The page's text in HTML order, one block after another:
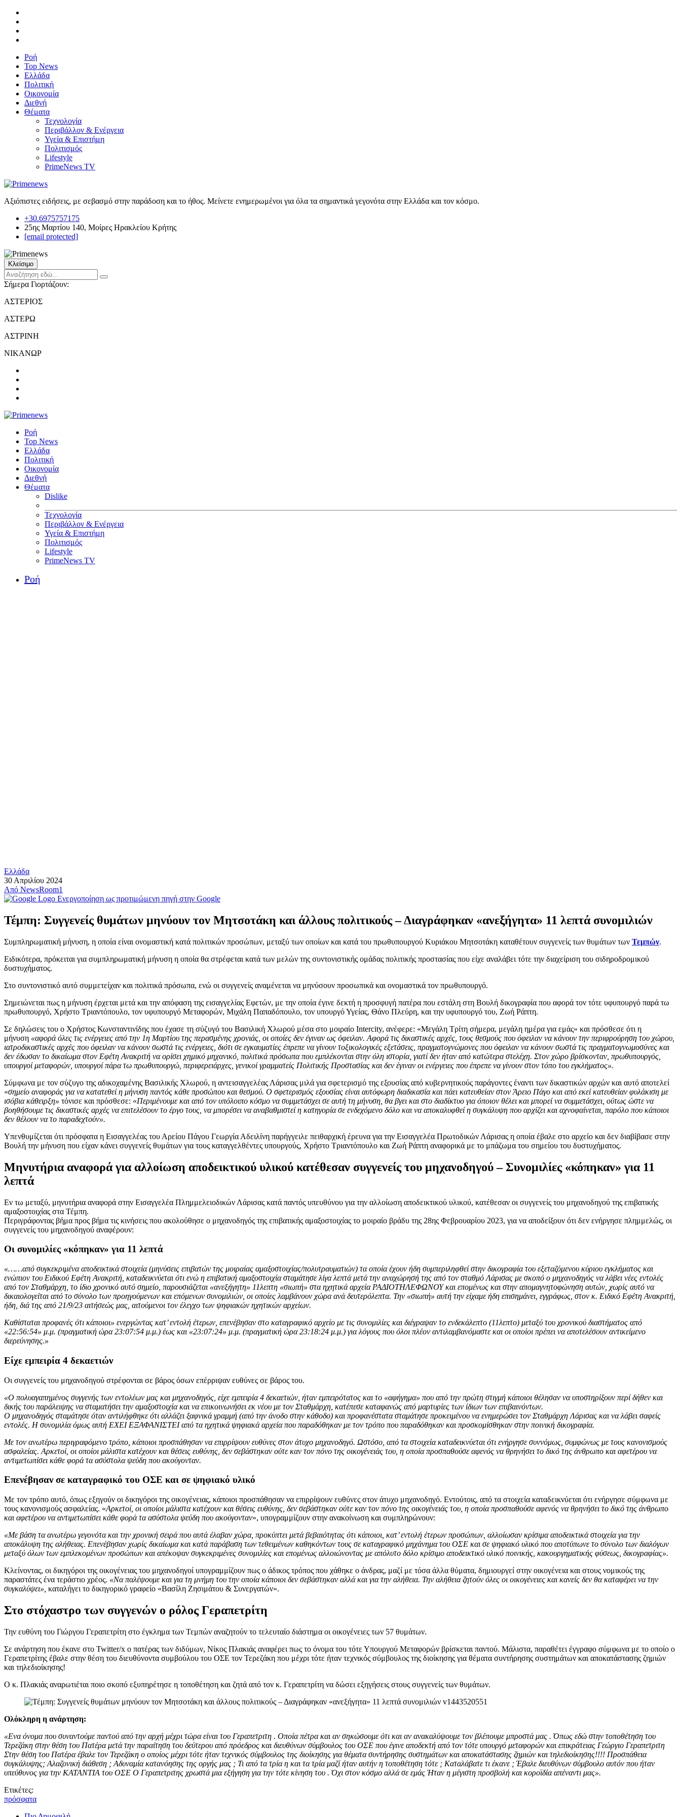
Ροή
Top News
Ελλάδα
Πολιτική
Οικονομία
Διεθνή
Θέματα
Τεχνολογία
Περιβάλλον & Ενέργεια
Υγεία & Επιστήμη
Πολιτισμός
Lifestyle
PrimeNews TV
Αξιόπιστες ειδήσεις, με σεβασμό στην παράδοση και το ήθος. Μείνετε ενημερωμένοι για όλα τα σημαντικά γεγονότα στην Ελλάδα και τον κόσμο.
+30.6975757175
25ης Μαρτίου 140, Μοίρες Ηρακλείου Κρήτης
[email protected]
Κλείσιμο
Σήμερα Γιορτάζουν:
ΑΣΤΕΡΙΟΣ
ΑΣΤΕΡΩ
ΑΣΤΡΙΝΗ
ΝΙΚΑΝΩΡ
Ροή
Top News
Ελλάδα
Πολιτική
Οικονομία
Διεθνή
Θέματα
Dislike
Τεχνολογία
Περιβάλλον & Ενέργεια
Υγεία & Επιστήμη
Πολιτισμός
Lifestyle
PrimeNews TV
Ροή
Ελλάδα
30 Απριλίου 2024
Από NewsRoom1
Ενεργοποίηση ως προτιμώμενη πηγή στην Google
Τέμπη: Συγγενείς θυμάτων μηνύουν τον Μητσοτάκη και άλλους πολιτικούς – Διαγράφηκαν «ανεξήγητα» 11 λεπτά συνομιλιών
Συμπληρωματική μήνυση, η οποία είναι ονομαστική κατά πολιτικών προσώπων, μεταξύ των οποίων και κατά του πρωθυπουργού Κυριάκου Μητσοτάκη καταθέτουν συγγενείς των θυμάτων των Τεμπών.
Ειδικότερα, πρόκειται για συμπληρωματική μήνυση η οποία θα στρέφεται κατά των μελών της συντονιστικής ομάδας πολιτικής προστασίας που είχε αναλάβει τότε την διαχείριση του σιδηροδρομικού
δυστυχήματος.
Στο συντονιστικό αυτό συμμετείχαν και πολιτικά πρόσωπα, ενώ οι συγγενείς αναμένεται να μηνύσουν προσωπικά και ονομαστικά τον πρωθυπουργό.
Σημειώνεται πως η μήνυση έρχεται μετά και την απόφαση της εισαγγελίας Εφετών, με την οποία έγινε δεκτή η προσφυγή πατέρα που εστάλη στη Βουλή δικογραφία που αφορά τον τότε υφυπουργό παρά τω
πρωθυπουργό, Χρήστο Τριαντόπουλο, τον υφυπουργό Μεταφορών, Μιχάλη Παπαδόπουλο, τον υπουργό Υγείας, Θάνο Πλεύρη, και την υφυπουργό του, Ζωή Ράπτη.
Σε δηλώσεις του ο Χρήστος Κωνσταντινίδης που έχασε τη σύζυγό του Βασιλική Χλωρού μέσα στο μοιραίο Intercity, ανέφερε: «Μεγάλη Τρίτη σήμερα, μεγάλη ημέρα για εμάς» και πρόσθεσε ότι η
μήνυση «αφορά όλες τις ενέργειες από την 1η Μαρτίου της περασμένης χρονιάς, οι οποίες δεν έγιναν ως όφειλαν. Αφορά τις δικαστικές αρχές, τους θεσμούς που όφειλαν να κάνουν την περιφρούρηση του χώρου,
ιατροδικαστικές αρχές που όφειλαν να κάνουν σωστά τις ενέργειες, διότι σε εγκαυματίες έπρεπε να γίνουν τοξικολογικές εξετάσεις, πραγματογνώμονες που όφειλαν να κάνουν σωστά τις πραγματογνωμοσύνες και
δεν έδωσαν το δικαίωμα στον Εφέτη Ανακριτή να ορίσει χημικό μηχανικό, πολιτικά πρόσωπα που εμπλέκονται στην όλη ιστορία, γιατί δεν ήταν από κατώτερα στελέχη. Στον χώρο βρίσκονταν, πρωθυπουργός,
υπουργοί μεταφορών, υπουργοί πάρα τω πρωθυπουργώ, περιφερειάρχες, γενικοί γραμματείς Πολιτικής Προστασίας και δεν έγιναν οι ενέργειες που έπρεπε να γίνουν στον τόπο του εγκλήματος».
Σύμφωνα με τον σύζυγο της αδικοχαμένης Βασιλικής Χλωρού, η αντεισαγγελέας Λάρισας μιλά για σφετερισμό της εξουσίας από κυβερνητικούς παράγοντες έναντι των δικαστικών αρχών και αυτό αποτελεί
«σημείο αναφοράς για να κατατεθεί η μήνυση παντός κάθε προσώπου και θεσμού. Ο σφετερισμός εξουσίας είναι αυτόφωρη διαδικασία και πάει κατευθείαν στον Άρειο Πάγο και από εκεί κατευθείαν φυλάκιση με
ισόβια κάθειρξη» τόνισε και πρόσθεσε: «Περιμένουμε και από τον υπόλοιπο κόσμο να συμμετάσχει σε αυτή τη μήνυση, θα βγει και στο διαδίκτυο για όποιον θέλει και μπορεί να συμμετάσχει, ούτως ώστε να
βοηθήσουμε τις δικαστικές αρχές να επιτελέσουν το έργο τους, να μπορέσει να αναβαθμιστεί η κατηγορία σε ενδεχόμενο δόλο και να αποκαλυφθεί η συγκάλυψη που αρχίζει και αχνοφαίνεται, παρόλο που κάποιοι
δεν θέλουν να το παραδεχτούν».
Υπενθυμίζεται ότι πρόσφατα η Εισαγγελέας του Αρείου Πάγου Γεωργία Αδειλίνη παρήγγειλε πειθαρχική έρευνα για την Εισαγγελέα Πρωτοδικών Λάρισας η οποία έβαλε στο αρχείο και δεν διαβίβασε στην
Βουλή την μήνυση που είχαν κάνει συγγενείς θυμάτων για τους καταγγελθέντες υπουργούς, Χρήστο Τριαντόπουλο και Ζωή Ράπτη αναφορικά με το μπάζωμα του σημείου του δυστυχήματος.
Μηνυτήρια αναφορά για αλλοίωση αποδεικτικού υλικού κατέθεσαν συγγενείς του μηχανοδηγού – Συνομιλίες «κόπηκαν» για 11
λεπτά
Εν τω μεταξύ, μηνυτήρια αναφορά στην Εισαγγελέα Πλημμελειοδικών Λάρισας κατά παντός υπευθύνου για την αλλοίωση αποδεικτικού υλικού, κατέθεσαν οι συγγενείς του μηχανοδηγού της επιβατικής
αμαξοστοιχίας στα Τέμπη.
Περιγράφοντας βήμα προς βήμα τις κινήσεις που ακολούθησε ο μηχανοδηγός της επιβατικής αμαξοστοιχίας το μοιραίο βράδυ της 28ης Φεβρουαρίου 2023, για να αποδείξουν ότι δεν ενήργησε πλημμελώς, οι
συγγενείς του μηχανοδηγού αναφέρουν:
Οι συνομιλίες «κόπηκαν» για 11 λεπτά
«……από συγκεκριμένα αποδεικτικά στοιχεία (μηνύσεις επιβατών της μοιραίας αμαξοστοιχίας/πολυτραυματιών) τα οποία έχουν ήδη συμπεριληφθεί στην δικογραφία του εξεταζόμενου κύριου εγκλήματος και
ενώπιον του Ειδικού Εφέτη Ανακριτή, καταδεικνύεται ότι ενώ η επιβατική αμαξοστοιχία σταμάτησε λίγα λεπτά μετά την αναχώρησή της από τον σταθμό Λάρισας με σκοπό ο μηχανοδηγός να λάβει νέες εντολές
από τον Σταθμάρχη, το ίδιο χρονικό αυτό σημείο, παρουσιάζεται «ανεξήγητη» 11λεπτη «σιωπή» στα ηχητικά αρχεία ΡΑΔΙΟΤΗΛΕΦΩΝΟΥ και επομένως και στην απομαγνητοφώνηση αυτών, χωρίς αυτό να
δικαιολογείται από το σύνολο των προηγούμενων και επόμενων συνομιλιών, οι οποίες λαμβάνουν χώρα ανά δευτερόλεπτα. Την «σιωπή» αυτή την είχαμε ήδη επισημάνει, εγγράφως, στον κ. Ειδικό Εφέτη Ανακριτή,
ήδη, διά της από 21/9/23 αιτήσεώς μας, αιτούμενοι τον έλεγχο των ψηφιακών ηχητικών αρχείων.
Καθίσταται προφανές ότι κάποιοι» ενεργώντας κατ’ εντολή έτερων, επενέβησαν στο καταγραφικό αρχείο με τις συνομιλίες και διέγραψαν το ενδεκάλεπτο (11λεπτο) μεταξύ του χρονικού διαστήματος από
«22:56:54» μ.μ. (πραγματική ώρα 23:07:54 μ.μ.) έως και «23:07:24» μ.μ. (πραγματική ώρα 23:18:24 μ.μ.) για λόγους που όλοι πλέον αντιλαμβανόμαστε και οι οποίοι πρέπει να αποτελέσουν αντικείμενο
διερεύνησης.»
Είχε εμπειρία 4 δεκαετιών
Οι συγγενείς του μηχανοδηγού στρέφονται σε βάρος όσων επέρριψαν ευθύνες σε βάρος του.
«Ο πολυαγαπημένος συγγενής των εντολέων μας και μηχανοδηγός, είχε εμπειρία 4 δεκαετιών, ήταν εμπειρότατος και το «αφήγημα» που από την πρώτη στιγμή κάποιοι θέλησαν να υποστηρίξουν περί δήθεν και
δικής του παράλειψης να σταματήσει την αμαξοστοιχία και να επικοινωνήσει εκ νέου με τον Σταθμάρχη, κατέπεσε καταφανώς από μαρτυρίες των ίδιων των επιβαινόντων.
Ο μηχανοδηγός σταμάτησε όταν αντιλήφθηκε ότι αλλάζει ξαφνικά γραμμή (από την άνοδο στην κάθοδο) και προφανέστατα σταμάτησε προκειμένου να ενημερώσει τον Σταθμάρχη Λάρισας και να λάβει σαφείς
εντολές. Η συνομιλία όμως αυτή ΕΧΕΙ ΕΞΑΦΑΝΙΣΤΕΙ από τα ηχητικά ψηφιακά αρχεία που παραδόθηκαν με τον τρόπο που παραδόθηκαν και προσκομίσθηκαν στην ποινική δικογραφία.
Με τον ανωτέρω περιγραφόμενο τρόπο, κάποιοι προσπάθησαν να επιρρίψουν ευθύνες στον άτυχο μηχανοδηγό. Ωστόσο, από τα στοιχεία καταδεικνύεται ότι ενήργησε συννόμως, συμφώνως με τους κανονισμούς
ασφαλείας. Αρκετοί, οι οποίοι μάλιστα κατέχουν και θέσεις ευθύνης, δεν σεβάστηκαν ούτε καν τον πόνο της οικογένειάς του, η οποία προσπαθούσε αφενός να θρηνήσει το δικό της άνθρωπο και αφετέρου να
αντιμετωπίσει κάθε φορά τα ασύστολα ψεύδη που ακούγονταν.
Επενέβησαν σε καταγραφικό του ΟΣΕ και σε ψηφιακό υλικό
Με τον τρόπο αυτό, όπως εξηγούν οι δικηγόροι της οικογένειας, κάποιοι προσπάθησαν να επιρρίψουν ευθύνες στον άτυχο μηχανοδηγό. Εντούτοις, από τα στοιχεία καταδεικνύεται ότι ενήργησε σύμφωνα με
τους κανονισμούς ασφαλείας. «Αρκετοί, οι οποίοι μάλιστα κατέχουν και θέσεις ευθύνης, δεν σεβάστηκαν ούτε καν τον πόνο της οικογένειάς του, η οποία προσπαθούσε αφενός να θρηνήσει το δικό της άνθρωπο
και αφετέρου να αντιμετωπίσει κάθε φορά τα ασύστολα ψεύδη που ακούγονταν», υπογραμμίζουν στην ανακοίνωση και συμπληρώνουν:
«Με βάση τα ανωτέρω γεγονότα και την χρονική σειρά που αυτά έλαβαν χώρα, προκύπτει μετά βεβαιότητας ότι κάποιοι, κατ’ εντολή έτερων προσώπων, αλλοίωσαν κρίσιμα αποδεικτικά στοιχεία για την
αποκάλυψη της αλήθειας. Επενέβησαν χωρίς δικαίωμα και κατά παράβαση των τεθειμένων καθηκόντων τους σε καταγραφικό μηχάνημα του ΟΣΕ και σε ψηφιακό υλικό που αποτύπωνε το σύνολο των διαλόγων
μεταξύ όλων των εμπλεκομένων προσώπων και απέκοψαν συγκεκριμένες συνομιλίες και επομένως αλλοιώνοντας με απόλυτο δόλο κρίσιμο αποδεικτικό υλικό ποινικής, κακουργηματικής φύσεως, δικογραφίας».
Κλείνοντας, οι δικηγόροι της οικογένειας του μηχανοδηγοί υπογραμμίζουν πως ο άδικος τρόπος που χάθηκε ο άνδρας, μαζί με τόσα άλλα θύματα, δημιουργεί στην οικογένεια και στους νομικούς της
παραστάτες ένα τεράστιο χρέος. «Να παλέψουμε και για τη μνήμη του την οποία κάποιοι δεν σεβάστηκαν αλλά και για την αλήθεια. Την αλήθεια ζητούν όλες οι οικογένειες και κανείς δεν θα καταφέρει να την
συγκαλύψει», καταλήγει το δικηγορικό γραφείο «Βασίλη Ζησιμάτου & Συνεργατών».
Στο στόχαστρο των συγγενών ο ρόλος Γεραπετρίτη
Την ευθύνη του Γιώργου Γεραπετρίτη στο έγκλημα των Τεμπών αναζητούν το τελευταίο διάστημα οι οικογένειες των 57 θυμάτων.
Σε ανάρτηση που έκανε στο Twitter/x ο πατέρας των διδύμων, Νίκος Πλακιάς αναφέρει πως το όνομα του τότε Υπουργού Μεταφορών βρίσκεται παντού. Μάλιστα, παραθέτει έγγραφο σύμφωνα με το οποίο ο
Γεραπετρίτης έβαλε στην θέση του διευθύνοντα συμβούλου του ΟΣΕ τον Τερεζάκη που μέχρι τότε ήταν τεχνικός σύμβουλος της διοίκησης για θέματα συντήρησης συστημάτων και αποκατάστασης ζημιών
και τηλεδιοίκησης!
Ο κ. Πλακιάς αναρωτιέται ποιο σκοπό εξυπηρέτησε η τοποθέτηση και ζητά από τον κ. Γεραπετρίτη να δώσει εξηγήσεις στους συγγενείς των θυμάτων.
Ολόκληρη η ανάρτηση:
«Ενα όνομα που συναντούμε παντού από την αρχή μέχρι τώρα είναι του Γεραπετριτη . Οποία πέτρα και αν σηκώσουμε ότι και αν ανακαλύψουμε τον βλέπουμε μπροστά μας . Όπως εδώ στην τοποθέτηση του
Τερεζάκη στην θέση του Πατέρα μετά την παραίτηση του δεύτερου από πρόεδρος και διευθύνων σύμβουλος του ΟΣΕ που έγινε αποδεκτή από τον τότε υπουργό μεταφορών και επικράτειας Γεώργιο Γεραπετριτη
Στην θέση του Πατέρα έβαλε τον Τερεζάκη ο οποίος μέχρι τότε ήταν τεχνικός σύμβουλος της διοίκησης για θέματα συντήρησης συστημάτων και αποκατάστασης ζημιών και τηλεδιοίκησης!!!! Προσπάθεια
συγκάλυψης; Αλαζονική διάθεση ; Αδυναμία κατανόησης της οργής μας ; Τι από τα τρία η και τα τρία μαζί ήταν αυτήν η τοποθέτηση τότε ; Καταλάβατε τι έκανε ; Έβαλε διευθύνων σύμβουλο αυτόν που ήταν
υπεύθυνος για την ΚΑΤΑΝΤΙΑ του ΟΣΕ Ο Γεραπετριτης χρωστά μια εξήγηση για την τότε κίνηση του . Όχι στον κόσμο αλλά σε εμάς Ήταν η μέγιστη προσβολή και κοροϊδία απέναντι μας».
Ετικέτες:
πρόσφατα